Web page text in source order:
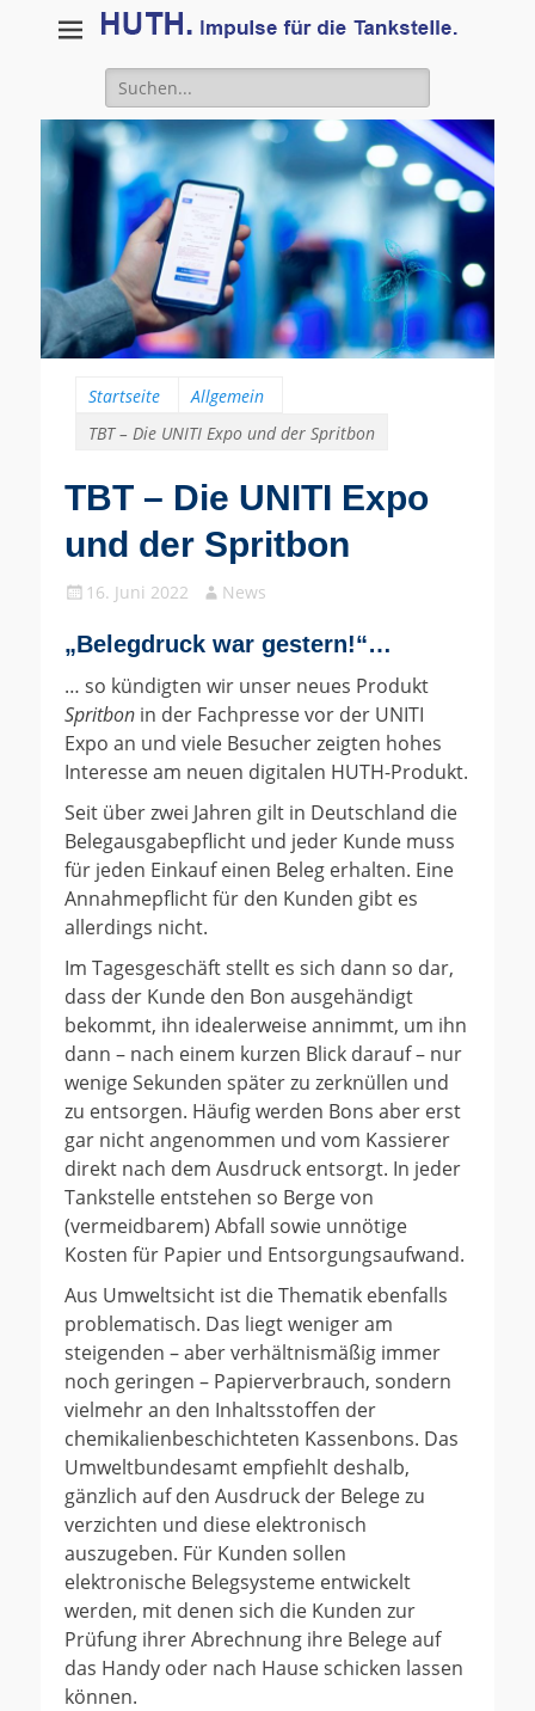
Suche
für:
Startseite
Allgemein
TBT – Die UNITI Expo und der Spritbon
TBT – Die UNITI Expo
und der Spritbon
Gepostet
16. Juni 2022 AutorNews
„Belegdruck war gestern!“…
… so kündigten wir unser neues Produkt
Spritbon in der Fachpresse vor der UNITI
Expo an und viele Besucher zeigten hohes
Interesse am neuen digitalen HUTH-Produkt.
Seit über zwei Jahren gilt in Deutschland die
Belegausgabepflicht und jeder Kunde muss
für jeden Einkauf einen Beleg erhalten. Eine
Annahmepflicht für den Kunden gibt es
allerdings nicht.
Im Tagesgeschäft stellt es sich dann so dar,
dass der Kunde den Bon ausgehändigt
bekommt, ihn idealerweise annimmt, um ihn
dann – nach einem kurzen Blick darauf – nur
wenige Sekunden später zu zerknüllen und
zu entsorgen. Häufig werden Bons aber erst
gar nicht angenommen und vom Kassierer
direkt nach dem Ausdruck entsorgt. In jeder
Tankstelle entstehen so Berge von
(vermeidbarem) Abfall sowie unnötige
Kosten für Papier und Entsorgungsaufwand.
Aus Umweltsicht ist die Thematik ebenfalls
problematisch. Das liegt weniger am
steigenden – aber verhältnismäßig immer
noch geringen – Papierverbrauch, sondern
vielmehr an den Inhaltsstoffen der
chemikalienbeschichteten Kassenbons. Das
Umweltbundesamt empfiehlt deshalb,
gänzlich auf den Ausdruck der Belege zu
verzichten und diese elektronisch
auszugeben. Für Kunden sollen
elektronische Belegsysteme entwickelt
werden, mit denen sich die Kunden zur
Prüfung ihrer Abrechnung ihre Belege auf
das Handy oder nach Hause schicken lassen
können.